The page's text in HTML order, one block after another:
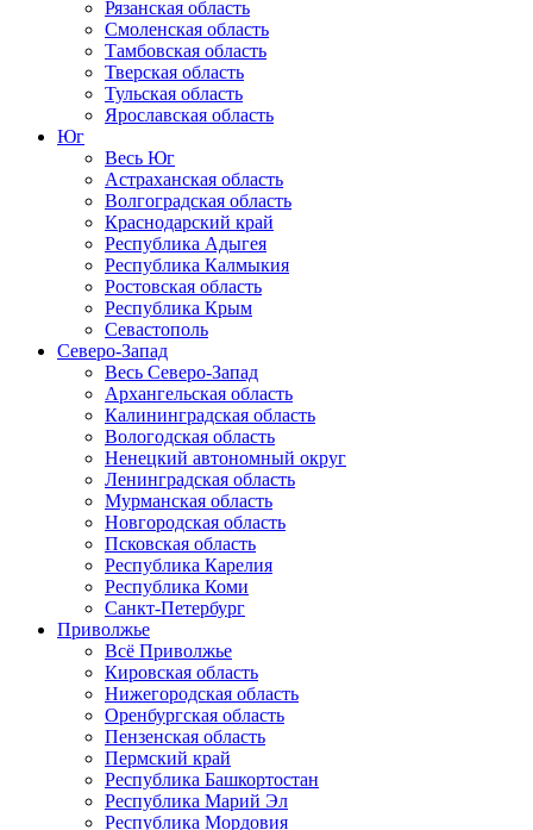
Рязанская область
Смоленская область
Тамбовская область
Тверская область
Тульская область
Ярославская область
Юг
Весь Юг
Астраханская область
Волгоградская область
Краснодарский край
Республика Адыгея
Республика Калмыкия
Ростовская область
Республика Крым
Севастополь
Северо-Запад
Весь Северо-Запад
Архангельская область
Калининградская область
Вологодская область
Ненецкий автономный округ
Ленинградская область
Мурманская область
Новгородская область
Псковская область
Республика Карелия
Республика Коми
Санкт-Петербург
Приволжье
Всё Приволжье
Кировская область
Нижегородская область
Оренбургская область
Пензенская область
Пермский край
Республика Башкортостан
Республика Марий Эл
Республика Мордовия